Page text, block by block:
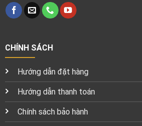
CHÍNH SÁCH
Hướng dẫn đặt hàng
Hướng dẫn thanh toán
Chính sách bảo hành